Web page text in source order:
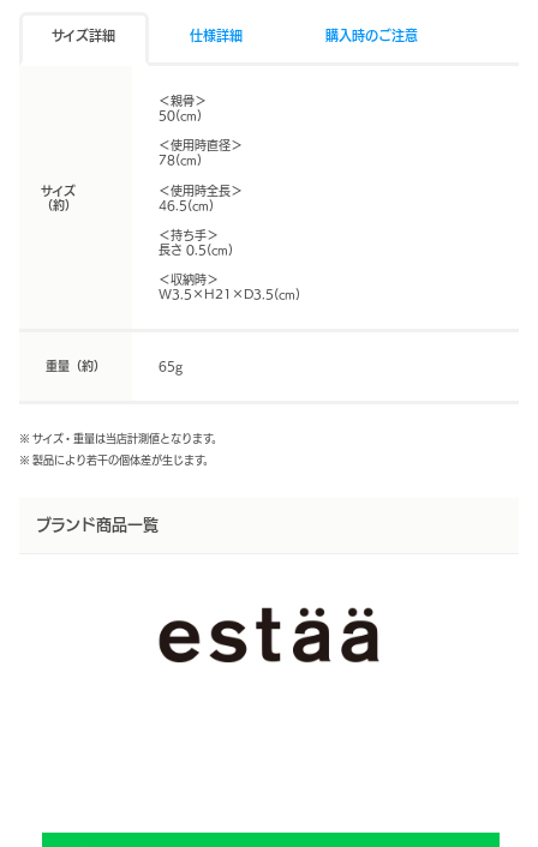
サイズ詳細 仕様詳細 購入時のご注意
サイズ
（約）
＜親骨＞
50(cm)
＜使用時直径＞
78(cm)
＜使用時全長＞
46.5(cm)
＜持ち手＞
長さ 0.5(cm)
＜収納時＞
W3.5×H21×D3.5(cm)
重量（約） 65g
※ サイズ・重量は当店計測値となります。
※ 製品により若干の個体差が生じます。
ブランド商品一覧